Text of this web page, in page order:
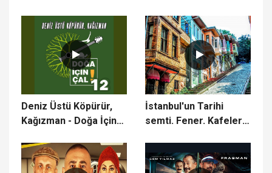
Tine 11. Rpisodul
1.Trailer
Deniz Üstü Köpürür,
Kağızman - Doğa İçin
İstanbul'un Tarihi
semti. Fener. Kafeler